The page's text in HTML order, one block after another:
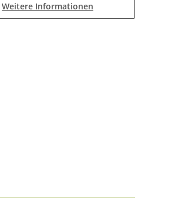
Weitere Informationen